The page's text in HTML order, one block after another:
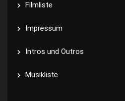
Filmliste
Impressum
Intros und Outros
Musikliste